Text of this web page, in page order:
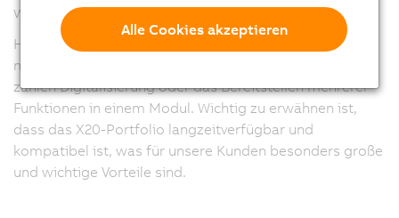
weiterentwickeln?
Hager: Wir sind sehr nah am Markt dran und greifen
neue Anforderungen rasch auf und decken sie ab. Dazu
zählen Digitalisierung oder das Bereitstellen mehrerer
Funktionen in einem Modul. Wichtig zu erwähnen ist,
dass das X20-Portfolio langzeitverfügbar und
kompatibel ist, was für unsere Kunden besonders große
und wichtige Vorteile sind.
Alle Cookies akzeptieren